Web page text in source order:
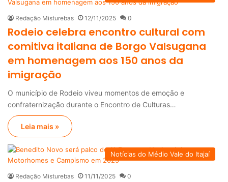
Redação Misturebas 12/11/2025 0
Rodeio celebra encontro cultural com
comitiva italiana de Borgo Valsugana
em homenagem aos 150 anos da
imigração
O município de Rodeio viveu momentos de emoção e
confraternização durante o Encontro de Culturas…
Leia mais »
Notícias do Médio Vale do Itajaí
Redação Misturebas 11/11/2025 0